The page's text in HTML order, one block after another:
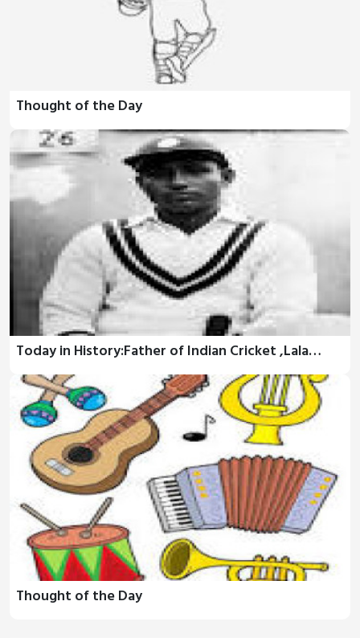
Thought of the Day
Today in History:Father of Indian Cricket ,Lala…
Thought of the Day